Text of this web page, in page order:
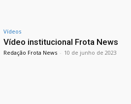
Vídeos
Vídeo institucional Frota News
Redação Frota News - 10 de junho de 2023